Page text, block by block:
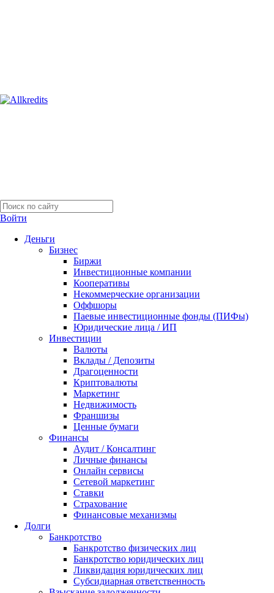
Войти
Деньги
Бизнес
Биржи
Инвестиционные компании
Кооперативы
Некоммерческие организации
Оффшоры
Паевые инвестиционные фонды (ПИФы)
Юридические лица / ИП
Инвестиции
Валюты
Вклады / Депозиты
Драгоценности
Криптовалюты
Маркетинг
Недвижимость
Франшизы
Ценные бумаги
Финансы
Аудит / Консалтинг
Личные финансы
Онлайн сервисы
Сетевой маркетинг
Ставки
Страхование
Финансовые механизмы
Долги
Банкротство
Банкротство физических лиц
Банкротство юридических лиц
Ликвидация юридических лиц
Субсидиарная ответственность